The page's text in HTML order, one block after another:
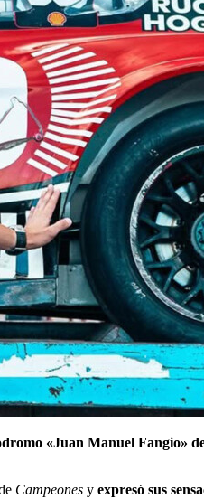
«Juan Manuel Fangio»
Campeones y expresó sus